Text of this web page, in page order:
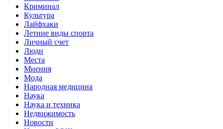
Криминал
Культура
Лайфхаки
Летние виды спорта
Личный счет
Люди
Места
Мнения
Мода
Народная медицина
Наука
Наука и техника
Недвижимость
Новости